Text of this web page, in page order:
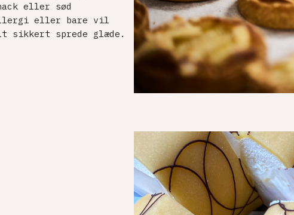
eller sød
eller bare vil
sikkert sprede glæde.